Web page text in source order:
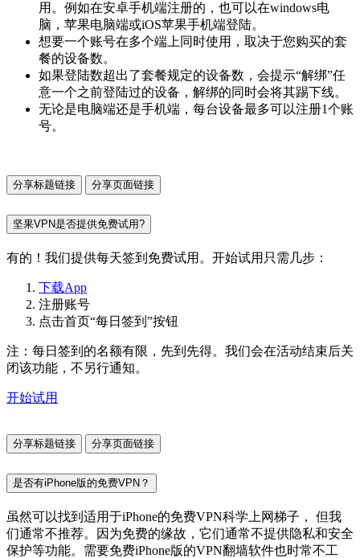
用。例如在安卓手机端注册的，也可以在windows电
脑，苹果电脑端或iOS苹果手机端登陆。
想要一个账号在多个端上同时使用，取决于您购买的套
餐的设备数。
如果登陆数超出了套餐规定的设备数，会提示“解绑”任
意一个之前登陆过的设备，解绑的同时会将其踢下线。
无论是电脑端还是手机端，每台设备最多可以注册1个账
号。
分享标题链接 分享页面链接
坚果VPN是否提供免费试用?
有的！我们提供每天签到免费试用。开始试用只需几步：
下载App
注册账号
点击首页“每日签到”按钮
注：每日签到的名额有限，先到先得。我们会在活动结束后关
闭该功能，不另行通知。
开始试用
分享标题链接 分享页面链接
是否有iPhone版的免费VPN？
虽然可以找到适用于iPhone的免费VPN科学上网梯子， 但我
们通常不推荐。因为免费的缘故，它们通常不提供隐私和安全
保护等功能。需要免费iPhone版的VPN翻墙软件也时常不工